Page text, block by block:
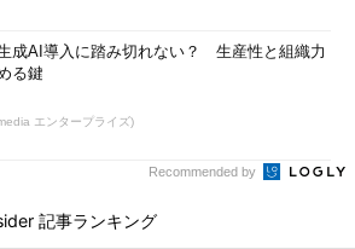
成AI導入に踏み切れない？ 生産性と組織力
る鍵
エンタープライズ)
Recommended by
記事ランキング